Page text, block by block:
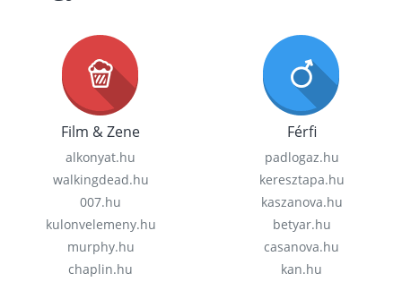
Film & Zene
alkonyat.hu
walkingdead.hu
007.hu
kulonvelemeny.hu
murphy.hu
chaplin.hu
Férfi
padlogaz.hu
keresztapa.hu
kaszanova.hu
betyar.hu
casanova.hu
kan.hu